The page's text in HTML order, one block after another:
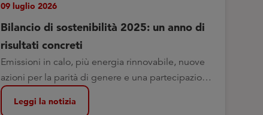
09 luglio 2026
Bilancio di sostenibilità 2025: un anno di
risultati concreti
Emissioni in calo, più energia rinnovabile, nuove
azioni per la parità di genere e una partecipazione
sempre più attiva dei soci
Leggi la notizia